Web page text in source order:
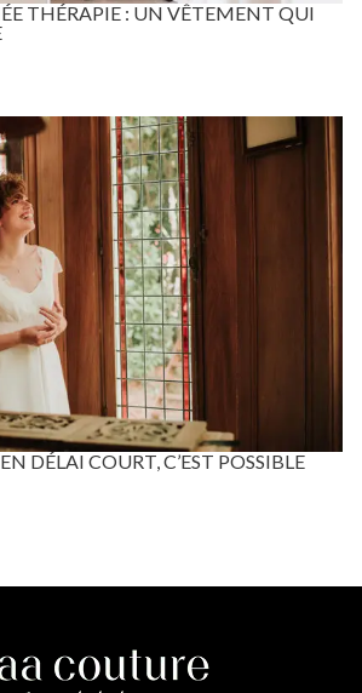
THÉRAPIE : UN VÊTEMENT QUI
DÉLAI COURT, C’EST POSSIBLE